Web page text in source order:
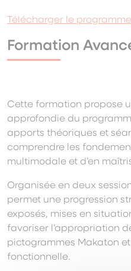
Télécharger le programme
Formation
Cette formation propose
approfondie du
apports théoriques et
comprendre les
multimodale et d’en
Organisée en deux
permet une progression
exposés, mises en
favoriser l’appropriation
pictogrammes Makaton
fonctionnelle.